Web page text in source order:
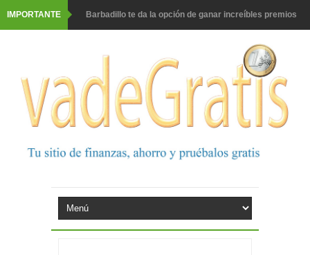
IMPORTANTE Barbadillo te da la opción de ganar increíbles premios
Prueba gratis Maison Perrier France
Gana premios Pokémon con Kellogg's
Corona te regala un velero inolvidable en velero y más
premios
productos